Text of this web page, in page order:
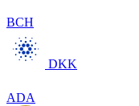
BCH
DKK
ADA